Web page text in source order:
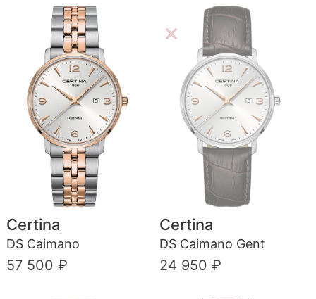
Certina
DS Caimano
57 500 ₽
Certina
DS Caimano Gent
24 950 ₽